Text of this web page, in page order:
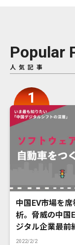
Popular
人気記事
中国EV市場を
析。脅威の中国
ジタル企業最前
2022/2/2